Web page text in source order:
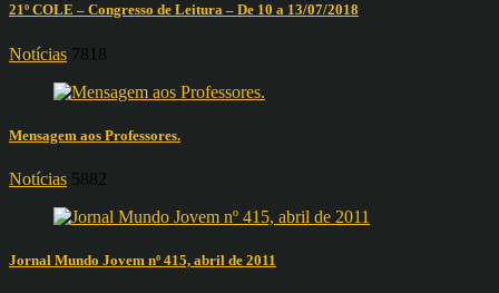
21º COLE – Congresso de Leitura – De 10 a 13/07/2018
Notícias 7818
Mensagem aos Professores.
Notícias 5882
Jornal Mundo Jovem nº 415, abril de 2011